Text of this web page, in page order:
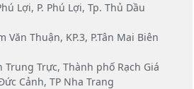
Lợi, P. Phú Lợi, Tp. Thủ Dầu
Văn Thuận, KP.3, P.Tân Mai Biên
Trung Trực, Thành phố Rạch Giá
Cảnh, TP Nha Trang